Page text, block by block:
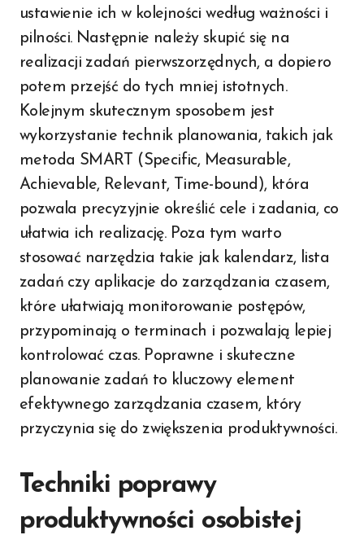
ustawienie ich w kolejności według ważności i
pilności. Następnie należy skupić się na
realizacji zadań pierwszorzędnych, a dopiero
potem przejść do tych mniej istotnych.
Kolejnym skutecznym sposobem jest
wykorzystanie technik planowania, takich jak
metoda SMART (Specific, Measurable,
Achievable, Relevant, Time-bound), która
pozwala precyzyjnie określić cele i zadania, co
ułatwia ich realizację. Poza tym warto
stosować narzędzia takie jak kalendarz, lista
zadań czy aplikacje do zarządzania czasem,
które ułatwiają monitorowanie postępów,
przypominają o terminach i pozwalają lepiej
kontrolować czas. Poprawne i skuteczne
planowanie zadań to kluczowy element
efektywnego zarządzania czasem, który
przyczynia się do zwiększenia produktywności.
Techniki poprawy
produktywności osobistej